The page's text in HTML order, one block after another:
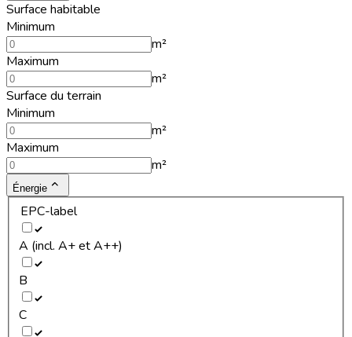
Surface habitable
Minimum
m²
Maximum
m²
Surface du terrain
Minimum
m²
Maximum
m²
Énergie
EPC-label
A (incl. A+ et A++)
B
C